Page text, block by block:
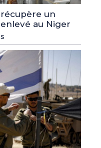
récupère un
au Niger